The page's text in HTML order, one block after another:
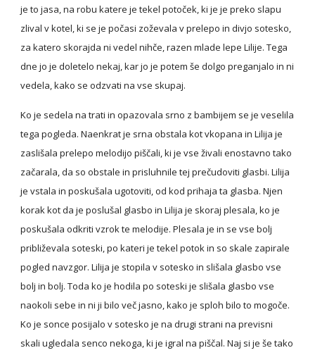
je to jasa, na robu katere je tekel potoček, ki je je preko slapu
zlival v kotel, ki se je počasi zoževala v prelepo in divjo sotesko,
za katero skorajda ni vedel nihče, razen mlade lepe Lilije. Tega
dne jo je doletelo nekaj, kar jo je potem še dolgo preganjalo in ni
vedela, kako se odzvati na vse skupaj.
Ko je sedela na trati in opazovala srno z bambijem se je veselila
tega pogleda. Naenkrat je srna obstala kot vkopana in Lilija je
zaslišala prelepo melodijo piščali, ki je vse živali enostavno tako
začarala, da so obstale in prisluhnile tej prečudoviti glasbi. Lilija
je vstala in poskušala ugotoviti, od kod prihaja ta glasba. Njen
korak kot da je poslušal glasbo in Lilija je skoraj plesala, ko je
poskušala odkriti vzrok te melodije. Plesala je in se vse bolj
približevala soteski, po kateri je tekel potok in so skale zapirale
pogled navzgor. Lilija je stopila v sotesko in slišala glasbo vse
bolj in bolj. Toda ko je hodila po soteski je slišala glasbo vse
naokoli sebe in ni ji bilo več jasno, kako je sploh bilo to mogoče.
Ko je sonce posijalo v sotesko je na drugi strani na previsni
skali ugledala senco nekoga, ki je igral na piščal. Naj si je še tako